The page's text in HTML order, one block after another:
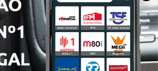
que foi um farol do
transformada num regime